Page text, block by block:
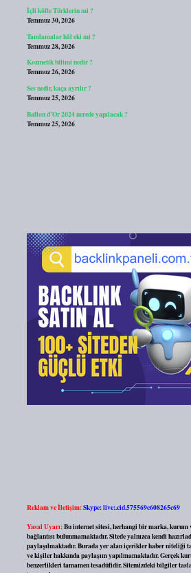
İçli köfte Türklerin mi ?
Temmuz 30, 2026
Tamlamalar hâl eki mi ?
Temmuz 28, 2026
Kozmetik bilimi nedir ?
Temmuz 26, 2026
Ses nedir, kaça ayrılır ?
Temmuz 25, 2026
Ballon d’Or 2024 nerede yapılacak ?
Temmuz 25, 2026
Reklam ve İletişim:Skype: live:.cid.575569c608265c69
Yasal Uyarı:Bu internet sitesi, herhangi bir marka, kurum
bağlantısı bulunmamaktadır. Sitede yalnızca kendi
paylaşılmaktadır. Burada yer alan içerikler haber niteliği
ve kişiler hakkında paylaşım yapılmamaktadır. Gerçek
benzerlikleri tamamen tesadüfidir. Sitemizdeki bilgiler